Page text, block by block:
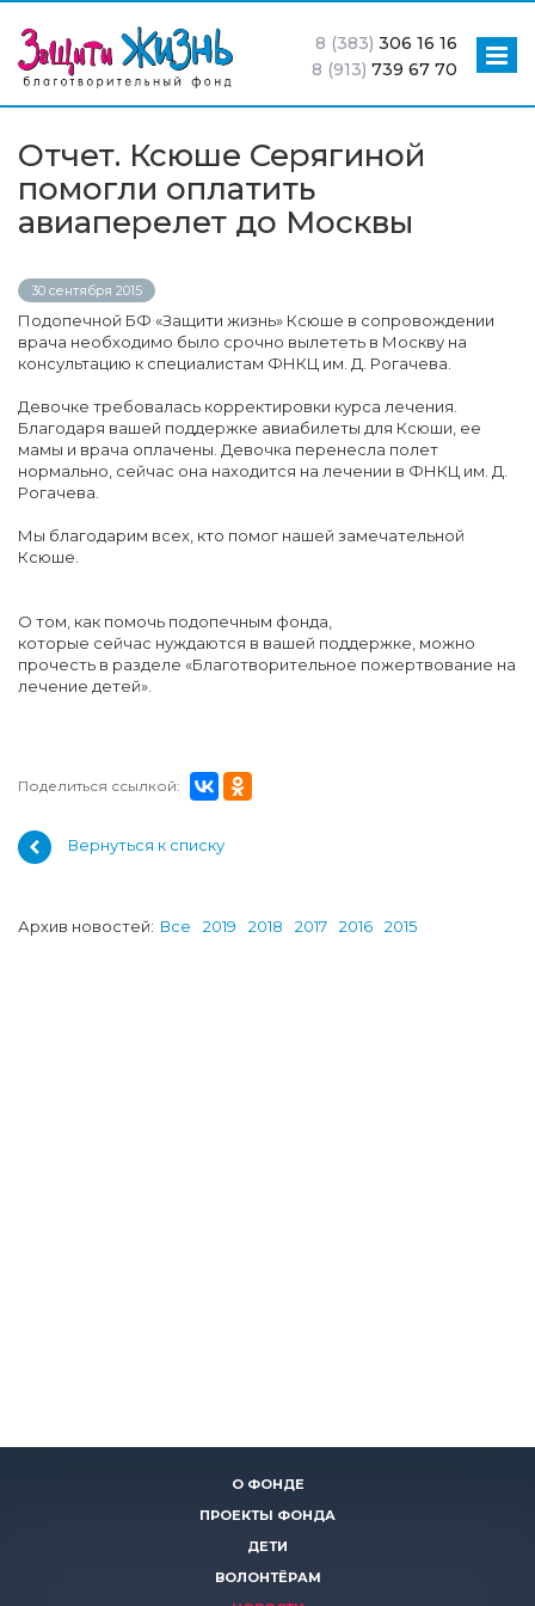
8 (383) 306 16 16
8 (913) 739 67 70
Отчет. Ксюше Серягиной
помогли оплатить
авиаперелет до Москвы
30 сентября 2015
Подопечной БФ «Защити жизнь» Ксюше в сопровождении
врача необходимо было срочно вылететь в Москву на
консультацию к специалистам ФНКЦ им. Д. Рогачева.
Девочке требовалась корректировки курса лечения.
Благодаря вашей поддержке авиабилеты для Ксюши, ее
мамы и врача оплачены. Девочка перенесла полет
нормально, сейчас она находится на лечении в ФНКЦ им. Д.
Рогачева.
Мы благодарим всех, кто помог нашей замечательной
Ксюше.
О том, как помочь подопечным фонда,
которые сейчас нуждаются в вашей поддержке, можно
прочесть в разделе «Благотворительное пожертвование на
лечение детей».
Поделиться ссылкой:
Вернуться к списку
Архив новостей: Все 2019 2018 2017 2016 2015
О ФОНДЕ
ПРОЕКТЫ ФОНДА
ДЕТИ
ВОЛОНТЁРАМ